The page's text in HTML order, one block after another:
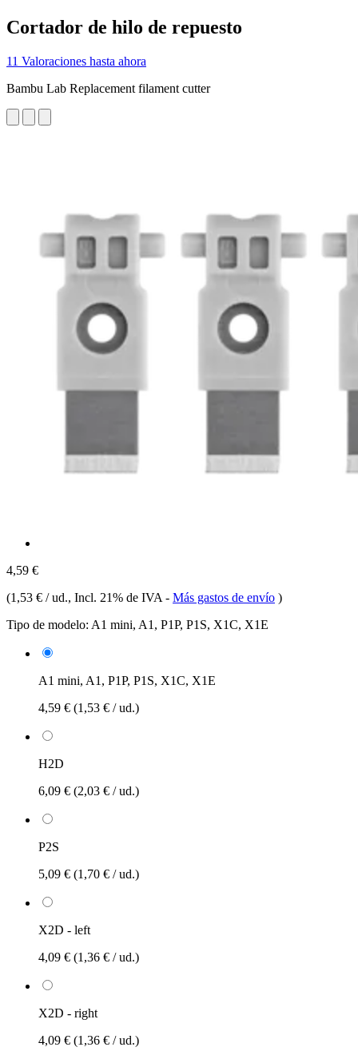
Cortador de hilo de repuesto
11 Valoraciones hasta ahora
Bambu Lab Replacement filament cutter
4,59 €
(1,53 € / ud., Incl. 21% de IVA - Más gastos de envío )
Tipo de modelo: A1 mini, A1, P1P, P1S, X1C, X1E
A1 mini, A1, P1P, P1S, X1C, X1E
4,59 € (1,53 € / ud.)
H2D
6,09 € (2,03 € / ud.)
P2S
5,09 € (1,70 € / ud.)
X2D - left
4,09 € (1,36 € / ud.)
X2D - right
4,09 € (1,36 € / ud.)